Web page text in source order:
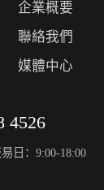
企業概要
聯絡我們
媒體中心
4526
日：9:00-18:00